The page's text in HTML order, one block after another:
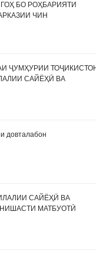
БО РОҲБАРИЯТИ
ЧИН
ҶУМҲУРИИ
САЙЁҲӢ ВА
довталабон
САЙЁҲӢ ВА
МАТБУОТӢ